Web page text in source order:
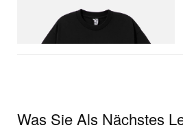
Billionaire Boys Club X Initial D Cotton T-
Jetzt einkaufen
Was Sie Als Nächstes